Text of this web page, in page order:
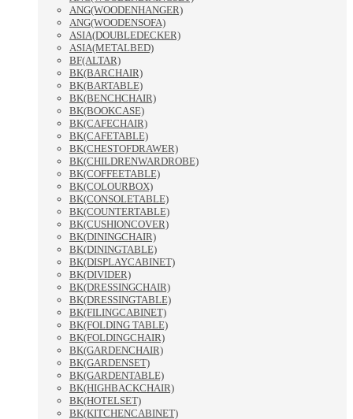
ANG(WOODENHANGER)
ANG(WOODENSOFA)
ASIA(DOUBLEDECKER)
ASIA(METALBED)
BF(ALTAR)
BK(BARCHAIR)
BK(BARTABLE)
BK(BENCHCHAIR)
BK(BOOKCASE)
BK(CAFECHAIR)
BK(CAFETABLE)
BK(CHESTOFDRAWER)
BK(CHILDRENWARDROBE)
BK(COFFEETABLE)
BK(COLOURBOX)
BK(CONSOLETABLE)
BK(COUNTERTABLE)
BK(CUSHIONCOVER)
BK(DININGCHAIR)
BK(DININGTABLE)
BK(DISPLAYCABINET)
BK(DIVIDER)
BK(DRESSINGCHAIR)
BK(DRESSINGTABLE)
BK(FILINGCABINET)
BK(FOLDING TABLE)
BK(FOLDINGCHAIR)
BK(GARDENCHAIR)
BK(GARDENSET)
BK(GARDENTABLE)
BK(HIGHBACKCHAIR)
BK(HOTELSET)
BK(KITCHENCABINET)